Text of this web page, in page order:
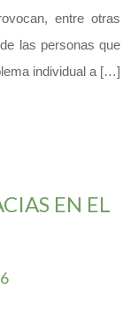
entre otras
las personas que
individual a […]
EN EL